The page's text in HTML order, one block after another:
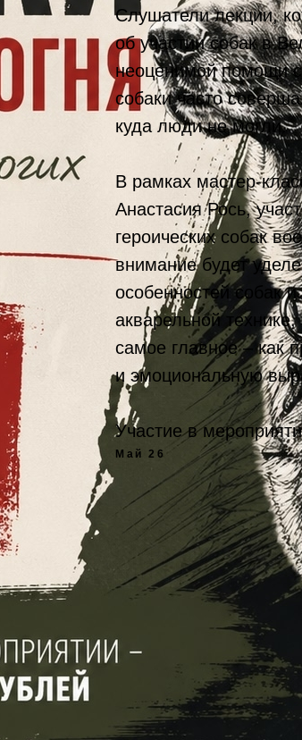
Слушатели лекции,
об участии собак в
неоценимой помощи
собаки часто
куда люди не могли.
В рамках мастер-
Анастасия Рось,
героических собак
внимание будет
особенностей собак
акварельной
самое главное – как
и эмоциональную
Участие в
Май 26